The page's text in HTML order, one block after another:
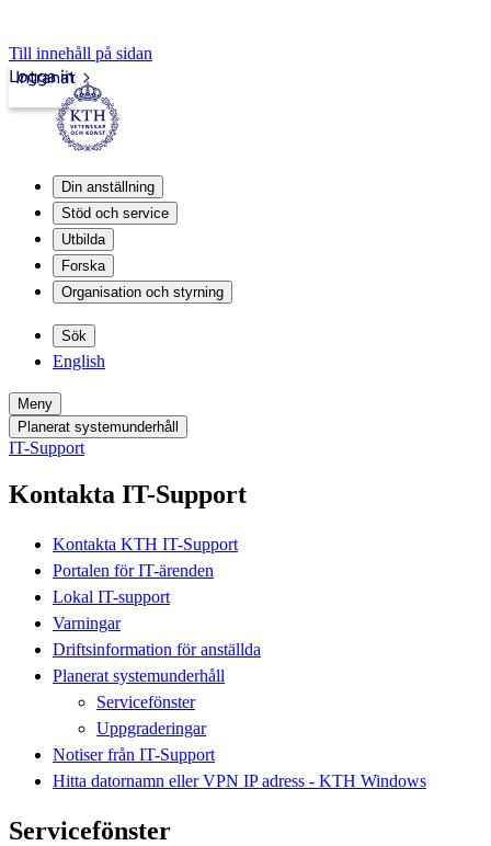
Till innehåll på sidan
Intranät
Logga in
Din anställning
Stöd och service
Utbilda
Forska
Organisation och styrning
Sök
English
Meny
Planerat systemunderhåll
IT-Support
Kontakta IT-Support
Kontakta KTH IT-Support
Portalen för IT-ärenden
Lokal IT-support
Varningar
Driftsinformation för anställda
Planerat systemunderhåll
Servicefönster
Uppgraderingar
Notiser från IT-Support
Hitta datornamn eller VPN IP adress - KTH Windows
Servicefönster